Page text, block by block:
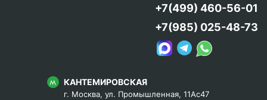
КАНТЕМИРОВСКАЯ
г. Москва, ул. Промышленная, 11Ас47
+7(499) 460-56-01
+7(985) 025-48-73